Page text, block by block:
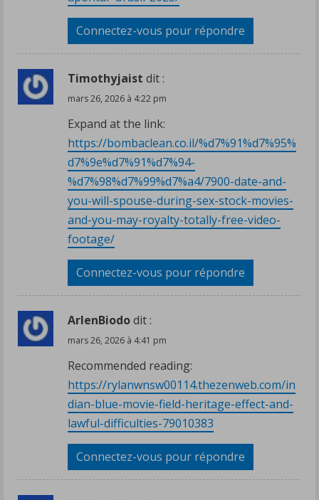
Connectez-vous pour répondre
Timothyjaist dit :
mars 26, 2026 à 4:22 pm
Expand at the link:
https://bombaclean.co.il/%d7%91%d7%95%
d7%9e%d7%91%d7%94-
%d7%98%d7%99%d7%a4/7900-date-and-
you-will-spouse-during-sex-stock-movies-
and-you-may-royalty-totally-free-video-
footage/
Connectez-vous pour répondre
ArlenBiododit :
mars 26, 2026 à 4:41 pm
Recommended reading:
https://rylanwnsw00114.thezenweb.com/in
dian-blue-movie-field-heritage-effect-and-
lawful-difficulties-79010383
Connectez-vous pour répondre